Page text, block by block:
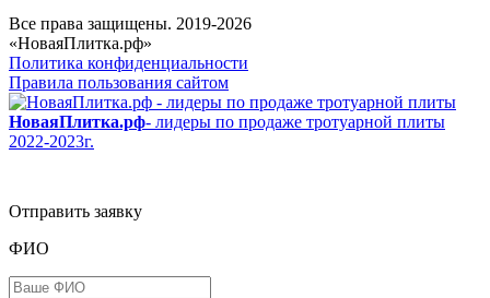
Все права защищены. 2019-2026
«НоваяПлитка.рф»
Политика конфиденциальности
Правила пользования сайтом
НоваяПлитка.рф- лидеры по продаже тротуарной плиты
2022-2023г.
Отправить заявку
ФИО